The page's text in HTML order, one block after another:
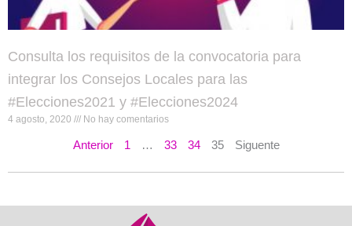
Consulta los requisitos de la convocatoria para
integrar los Consejos Locales para las
#Elecciones2021 y #Elecciones2024
4 agosto, 2020 No hay comentarios
Anterior 1 … 33 34 35 Siguente